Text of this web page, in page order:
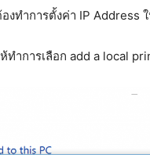
งทำการตั้งค่า IP Address
ทำการเลือก add a local